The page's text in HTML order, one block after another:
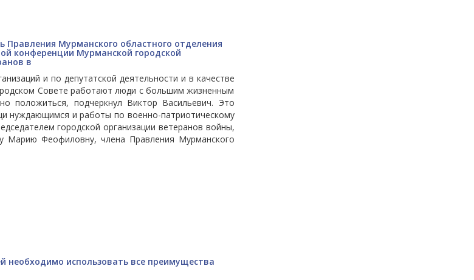
Правления Мурманского областного отделения
конференции Мурманской городской
в
и по депутатской деятельности и в качестве
Совете работают люди с большим жизненным
положиться, подчеркнул Виктор Васильевич. Это
нуждающимся и работы по военно-патриотическому
городской организации ветеранов войны,
Марию Феофиловну, члена Правления Мурманского
необходимо использовать все преимущества